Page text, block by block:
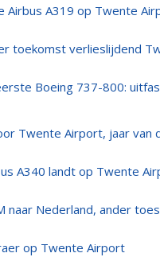
Airbus A319 op Twente
toekomst verlieslijdend
Boeing 737-800:
Twente Airport, jaar van
A340 landt op Twente
naar Nederland, ander
op Twente Airport